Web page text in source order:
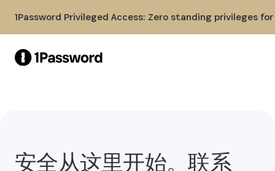
1Password Privileged Access: Zero standing privileges
安全从这里开始。联系